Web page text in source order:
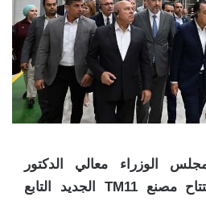
الوزراء معالي الدكتور
مصطفى مدبولي، افتتاح مصنع TM11 الجديد التابع